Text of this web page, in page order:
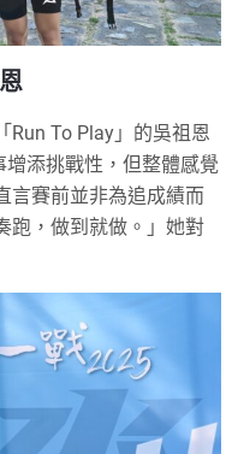
Run To Play」的吳祖恩
添挑戰性，但整體感覺
言賽前並非為追成績而
跑，做到就做。」她對